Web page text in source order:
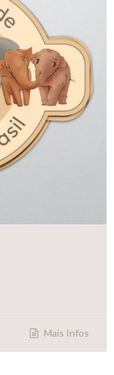
Mais Infos